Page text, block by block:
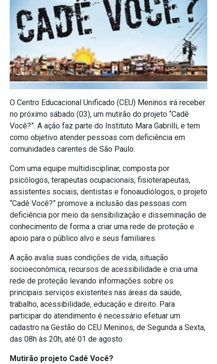
O Centro Educacional Unificado (CEU) Meninos irá receber
no próximo sábado (03), um mutirão do projeto “Cadê
Você?”. A ação faz parte do Instituto Mara Gabrilli, e tem
como objetivo atender pessoas com deficiência em
comunidades carentes de São Paulo.
Com uma equipe multidisciplinar, composta por
psicólogos, terapeutas ocupacionais, fisioterapeutas,
assistentes sociais, dentistas e fonoaudiólogos, o projeto
“Cadê Você?” promove a inclusão das pessoas com
deficiência por meio da sensibilização e disseminação de
conhecimento de forma a criar uma rede de proteção e
apoio para o público alvo e seus familiares.
A ação avalia suas condições de vida, situação
socioeconômica, recursos de acessibilidade e cria uma
rede de proteção levando informações sobre os
principais serviços existentes nas áreas da saúde,
trabalho, acessibilidade, educação e direito. Para
participar do atendimento é necessário efetuar um
cadastro na Gestão do CEU Meninos, de Segunda a Sexta,
das 08h às 20h, até 01 de agosto.
Mutirão projeto Cadê Você?